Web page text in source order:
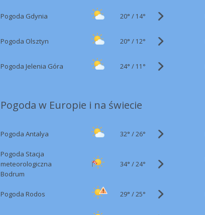
Pogoda Gdynia 20° / 14°
Pogoda Olsztyn 20° / 12°
Pogoda Jelenia Góra 24° / 11°
Pogoda w Europie i na świecie
Pogoda Antalya 32° /26°
Pogoda Stacja
meteorologiczna
Bodrum
34° /24°
Pogoda Rodos 29° /25°